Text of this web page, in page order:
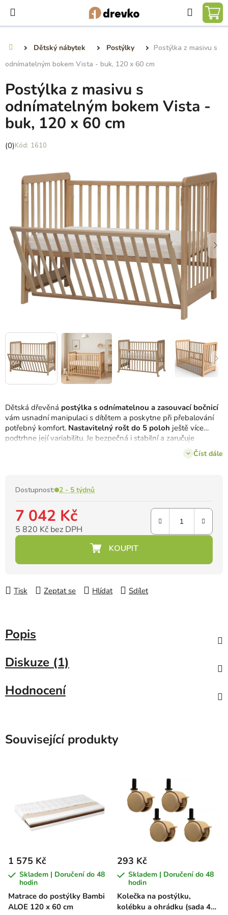
obsah
Hledat
Dětský nábytek Postýlky
Postýlka z masivu s
odnímatelným bokem Vista - buk, 120 x 60 cm
Dětská dřevěná postýlka s odnímatelnou a zasouvací bočnicí
vám usnadní manipulaci s dítětem a poskytne při přebalování
potřebný komfort. Nastavitelný rošt do 5 poloh ještě více
podtrhne její variabilitu. Je bezpečná i stabilní a zaručuje
Číst dále
Dostupnost: 2 - 5 týdnů
7 042 Kč
5 820 Kč bez DPH
Tisk Zeptat se Hlídat Sdílet
Postýlka z masivu s
odnímatelným bokem Vista -
buk, 120 x 60 cm
Průměrné
(0) 1610
Popis
Diskuze (1)
Hodnocení
Související produkty
Matrace do postýlky Bambi
ALOE 120 x 60 cm
1 575 Kč
Skladem | Doručení do 48
hodin
Kolečka na postýlku,
kolébku a ohrádku (sada 4
293 Kč
Skladem | Doručení do 48
hodin